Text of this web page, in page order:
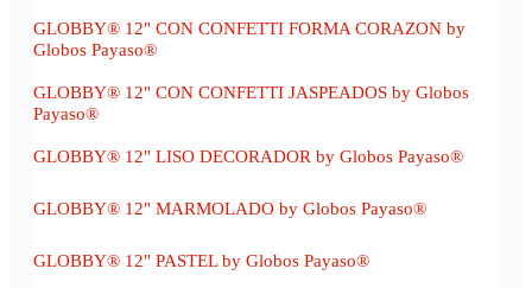
GLOBBY® 12" CON CONFETTI FORMA CORAZON by
Globos Payaso®
GLOBBY® 12" CON CONFETTI JASPEADOS by Globos
Payaso®
GLOBBY® 12" LISO DECORADOR by Globos Payaso®
GLOBBY® 12" MARMOLADO by Globos Payaso®
GLOBBY® 12" PASTEL by Globos Payaso®